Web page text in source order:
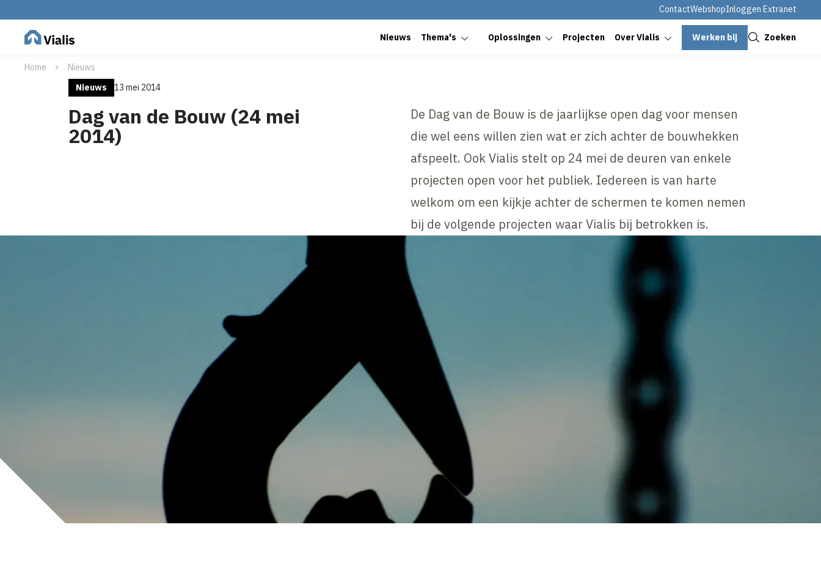
ContactWebshopInloggen Extranet
Nieuws Thema's Oplossingen Projecten Over Vialis Werken bij Zoeken
Home
Nieuws
Nieuws
13 mei 2014
Dag van de Bouw (24 mei
2014)
De Dag van de Bouw is de jaarlijkse open dag voor mensen
die wel eens willen zien wat er zich achter de bouwhekken
afspeelt. Ook Vialis stelt op 24 mei de deuren van enkele
projecten open voor het publiek. Iedereen is van harte
welkom om een kijkje achter de schermen te komen nemen
bij de volgende projecten waar Vialis bij betrokken is.
Sluiten